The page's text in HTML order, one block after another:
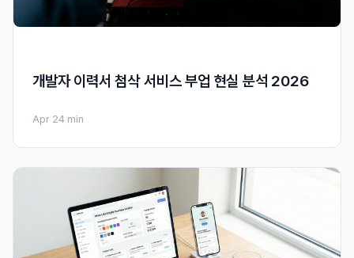
개발자 이력서 첨삭 서비스 부업 현실 분석 2026
Apr 24 min